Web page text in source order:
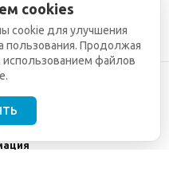
cookies
cookie для улучшения
пользования. Продолжая
использованием файлов